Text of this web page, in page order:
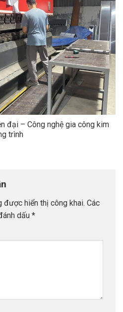
đại – Công nghệ gia công kim
trình
được hiển thị công khai. Các
dấu *